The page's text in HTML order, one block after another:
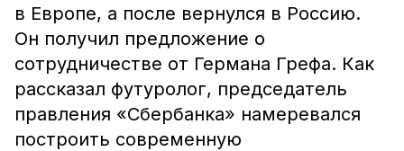
в Европе, а после вернулся в Россию.
Он получил предложение о
сотрудничестве от Германа Грефа. Как
рассказал футуролог, председатель
правления «Сбербанка» намеревался
построить современную